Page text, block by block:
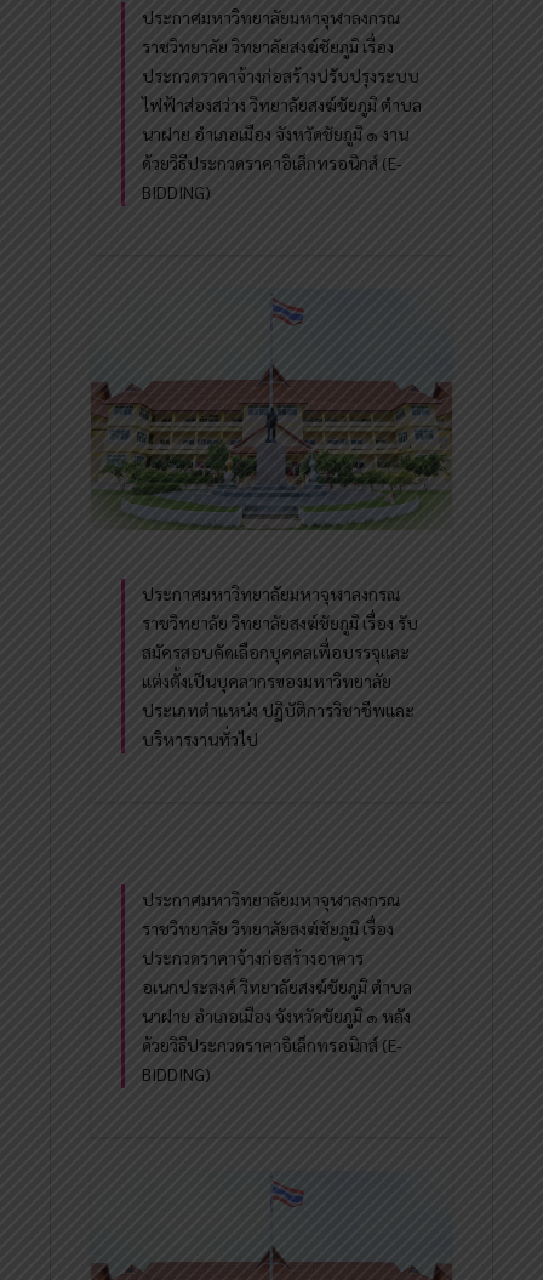
ประกาศมหาวิทยาลัยมหาจุฬาลงกรณ
ราชวิทยาลัย วิทยาลัยสงฆ์ชัยภูมิ เรื่อง
ประกวดราคาจ้างก่อสร้างปรับปรุงระบบ
ไฟฟ้าส่องสว่าง วิทยาลัยสงฆ์ชัยภูมิ ตำบล
นาฝาย อำเภอเมือง จังหวัดชัยภูมิ ๑ งาน
ด้วยวิธีประกวดราคาอิเล็กทรอนิกส์ (E-
BIDDING)
ประกาศมหาวิทยาลัยมหาจุฬาลงกรณ
ราชวิทยาลัย วิทยาลัยสงฆ์ชัยภูมิ เรื่อง รับ
สมัครสอบคัดเลือกบุคคลเพื่อบรรจุและ
แต่งตั้งเป็นบุคลากรของมหาวิทยาลัย
ประเภทตำแหน่ง ปฏิบัติการวิชาชีพและ
บริหารงานทั่วไป
ประกาศมหาวิทยาลัยมหาจุฬาลงกรณ
ราชวิทยาลัย วิทยาลัยสงฆ์ชัยภูมิ เรื่อง
ประกวดราคาจ้างก่อสร้างอาคาร
อเนกประสงค์ วิทยาลัยสงฆ์ชัยภูมิ ตำบล
นาฝาย อำเภอเมือง จังหวัดชัยภูมิ ๑ หลัง
ด้วยวิธีประกวดราคาอิเล็กทรอนิกส์ (E-
BIDDING)